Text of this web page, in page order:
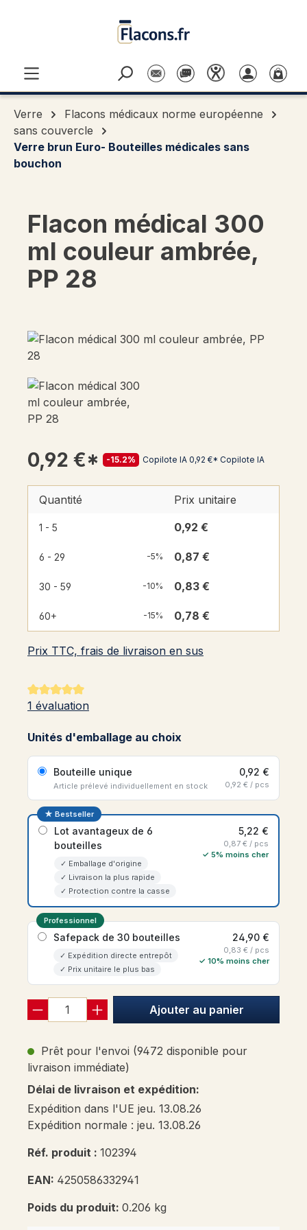
Verre
Flacons médicaux norme européenne
sans couvercle
Verre brun Euro- Bouteilles médicales sans
bouchon
Flacon médical 300
ml couleur ambrée,
PP 28
0,92 €* -15.2% Copilote IA 0,92 €* Copilote IA
Quantité Prix unitaire
1 - 5 0,92 €
6 - 29 -5% 0,87 €
30 - 59 -10% 0,83 €
60+ -15% 0,78 €
Prix TTC, frais de livraison en sus
Note moyenne de 5 sur 5 étoiles
1 évaluation
Unités d'emballage au choix
Bouteille unique
Article prélevé individuellement en stock
0,92 €
0,92 € / pcs
★ Bestseller
Lot avantageux de 6
bouteilles
✓ Emballage d'origine
✓ Livraison la plus rapide
✓ Protection contre la casse
5,22 €
0,87 € / pcs
✓ 5% moins cher
Professionnel
Safepack de 30 bouteilles
✓ Expédition directe entrepôt
✓ Prix unitaire le plus bas
24,90 €
0,83 € / pcs
✓ 10% moins cher
Ajouter au panier
Prêt pour l'envoi (9472 disponible pour
livraison immédiate)
Délai de livraison et expédition:
Expédition dans l'UE jeu. 13.08.26
Expédition normale : jeu. 13.08.26
Réf. produit : 102394
EAN: 4250586332941
Poids du produit: 0.206 kg